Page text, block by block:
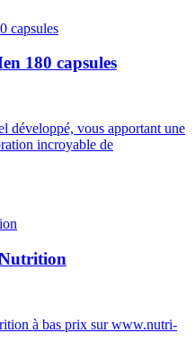
180 capsules
développé, vous apportant une
incroyable de
à bas prix sur www.nutri-